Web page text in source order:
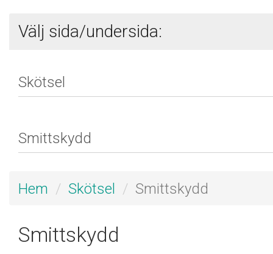
Välj sida/undersida:
Hem Skötsel Smittskydd
Smittskydd